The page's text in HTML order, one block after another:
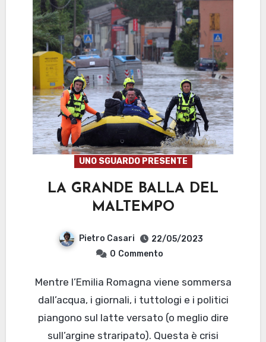
UNO SGUARDO PRESENTE
LA GRANDE BALLA DEL
MALTEMPO
Pietro Casari
22/05/2023
0 Commento
Mentre l’Emilia Romagna viene sommersa
dall’acqua, i giornali, i tuttologi e i politici
piangono sul latte versato (o meglio dire
sull’argine straripato). Questa è crisi